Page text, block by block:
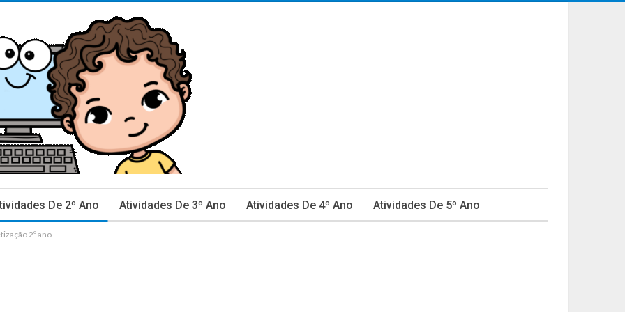
De 2º Ano Atividades De 3º Ano Atividades De 4º Ano Atividades De 5º Ano
De Caderno E Avaliação
2º ano